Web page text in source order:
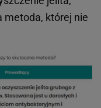
metoda, której nie